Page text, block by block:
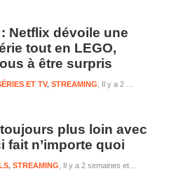
Netflix dévoile une
tout en LEGO,
à être surpris
Il y a 2 semaines et 3 jours
ET TV, STREAMING
plus loin avec
fait n’importe quoi
Il y a 2 semaines et 3 jours
, STREAMING